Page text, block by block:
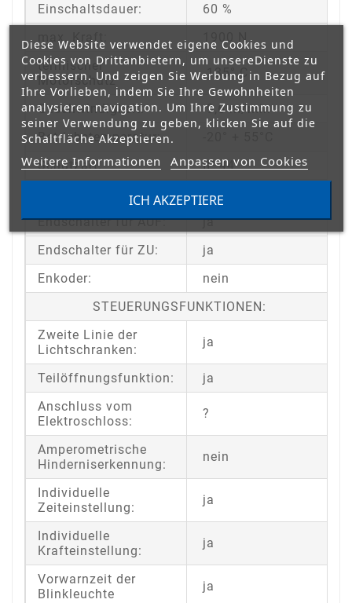
Einschaltsdauer:
60 %
max. Kraft:
1900 N
termischer
Motorschutz
135° C
Geschwindigkeit:
9,6 m/min
Betriebstemperatur:
Schutzart:
IP 44
Selbsthemmend:
ja
Endschalter für AUF:
ja
Endschalter für ZU:
ja
Enkoder:
nein
STEUERUNGSFUNKTIONEN:
Zweite Linie der
Lichtschranken:
ja
Teilöffnungsfunktion:
ja
Anschluss vom
Elektroschloss:
?
Amperometrische
Hinderniserkennung:
nein
Individuelle
Zeiteinstellung:
ja
Individuelle
Krafteinstellung:
ja
Vorwarnzeit der
Blinkleuchte
ja
Diese Website verwendet eigene Cookies und
Cookies von Drittanbietern, um unsereDienste zu
verbessern. Und zeigen Sie Werbung in Bezug auf
Ihre Vorlieben, indem Sie Ihre Gewohnheiten
analysieren navigation. Um Ihre Zustimmung zu
seiner Verwendung zu geben, klicken Sie auf die
Schaltfläche Akzeptieren.
Weitere Informationen Anpassen von Cookies
ICH AKZEPTIERE